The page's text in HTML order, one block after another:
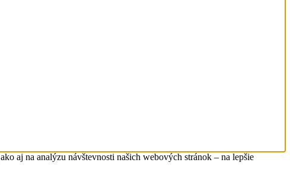
aj na analýzu návštevnosti našich webových stránok – na lepšie